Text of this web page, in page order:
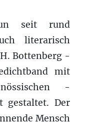
seit rund
literarisch
Bottenberg -
mit
-
gestaltet. Der
Mensch